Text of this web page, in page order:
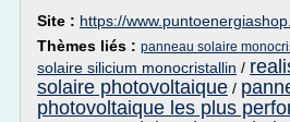
Site : https://
Thèmes liés : panneau solaire
solaire silicium monocristallin /
solaire photovoltaique /
photovoltaique les plus